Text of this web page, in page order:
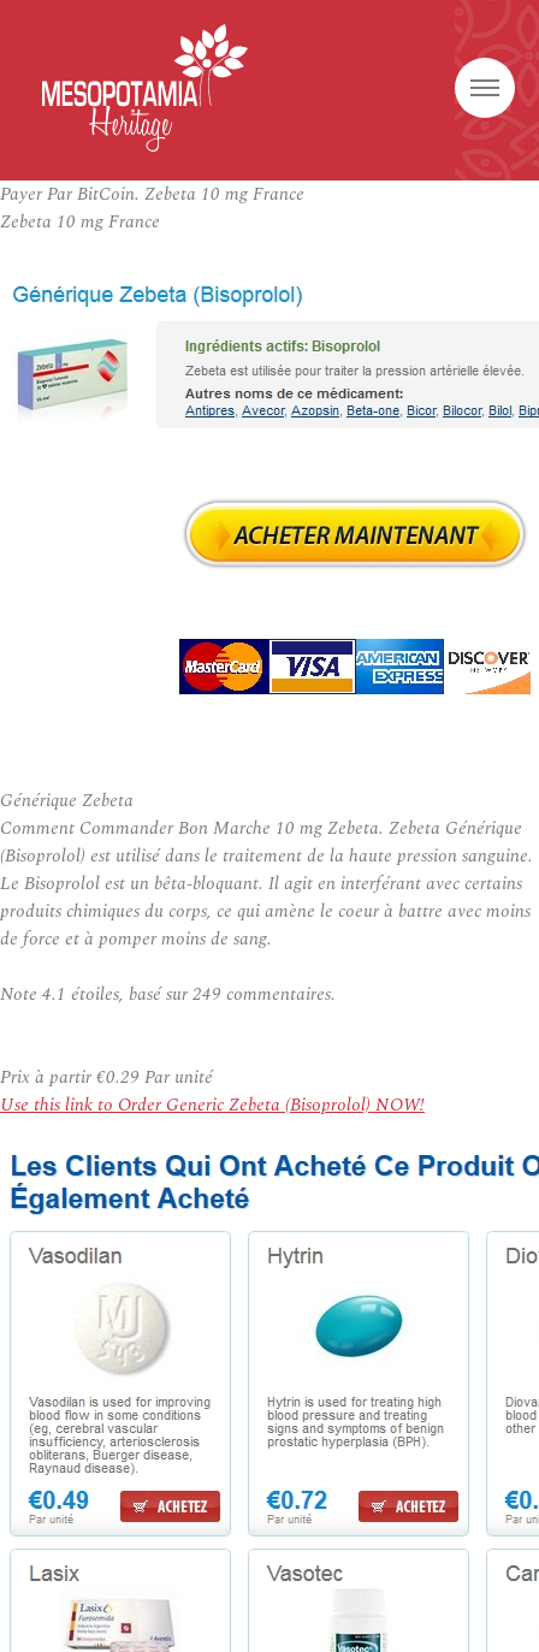
Payer Par BitCoin. Zebeta 10 mg France
Zebeta 10 mg France
Générique Zebeta
Comment Commander Bon Marche 10 mg Zebeta. Zebeta Générique
(Bisoprolol) est utilisé dans le traitement de la haute pression sanguine.
Le Bisoprolol est un bêta-bloquant. Il agit en interférant avec certains
produits chimiques du corps, ce qui amène le coeur à battre avec moins
de force et à pomper moins de sang.
Note 4.1 étoiles, basé sur249 commentaires.
Prix à partir€0.29 Par unité
Use this link to Order Generic Zebeta (Bisoprolol) NOW!